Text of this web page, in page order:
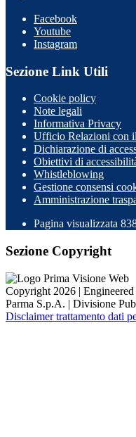
Facebook
Youtube
Instagram
Sezione Link Utili
Cookie policy
Note legali
Informativa Privacy
Ufficio Relazioni con
Dichiarazione di
Obiettivi di
Whistleblowing
Gestione consensi
Amministrazione
Pagina visualizzata
Sezione Copyright
Copyright 2026 |
Parma S.p.A. | Divisione
Disclaimer trattamento dati